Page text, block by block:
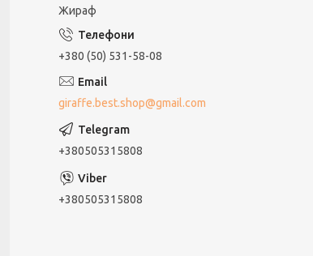
Жираф
+380 (50) 531-58-08
giraffe.best.shop@gmail.com
+380505315808
+380505315808